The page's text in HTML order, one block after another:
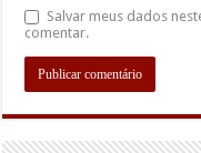
Salvar meus dados
comentar.